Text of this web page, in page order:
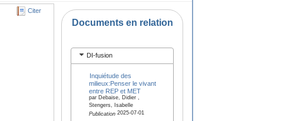
Citer
Documents en relation
DI-fusion
Inquiétude des
milieux:Penser le vivant
entre REP et MET
par Debaise, Didier ,
Stengers, Isabelle
Publication2025-07-01